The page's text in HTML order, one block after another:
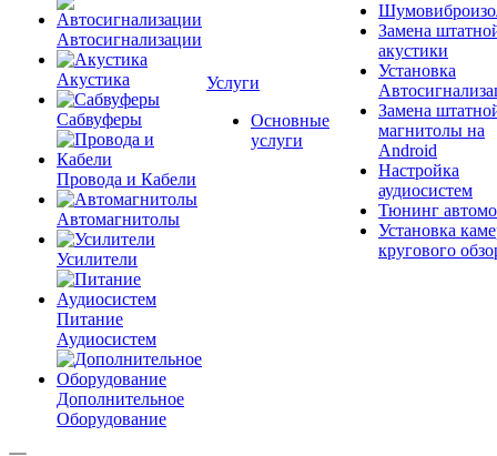
Автосигнализации
Акустика
Сабвуферы
Провода и Кабели
Автомагнитолы
Усилители
Питание
Аудиосистем
Дополнительное
Оборудование
Услуги
Основные
услуги
Замена
акустики
Установка
Замена
магнитолы на
Android
Настройка
аудиосистем
Тюнинг
Установка
кругового